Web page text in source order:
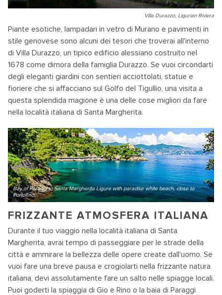
Villa Durazzo, Ligurian Riviera
Piante esotiche, lampadari in vetro di Murano e pavimenti in
stile genovese sono alcuni dei tesori che troverai all'interno
di Villa Durazzo, un tipico edificio alessiano costruito nel
1678 come dimora della famiglia Durazzo. Se vuoi circondarti
degli eleganti giardini con sentieri acciottolati, statue e
fioriere che si affacciano sul Golfo del Tigullio, una visita a
questa splendida magione è una delle cose migliori da fare
nella località italiana di Santa Margherita.
Bay of Paraggi in Santa Margherita Ligure with paradise white beach, close to
Portofino.
FRIZZANTE ATMOSFERA ITALIANA
Durante il tuo viaggio nella località italiana di Santa
Margherita, avrai tempo di passeggiare per le strade della
città e ammirare la bellezza delle opere create dall'uomo. Se
vuoi fare una breve pausa e crogiolarti nella frizzante natura
italiana, devi assolutamente fare un salto nelle spiagge locali.
Puoi goderti la spiaggia di Gio e Rino o la baia di Paraggi